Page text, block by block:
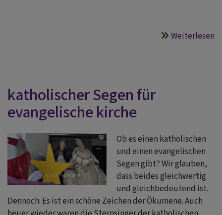
Weiterlesen
katholischer Segen für
evangelische kirche
Ob es einen katholischen
und einen evangelischen
Segen gibt? Wir glauben,
dass beides gleichwertig
und gleichbedeutend ist.
Dennoch: Es ist ein schöne Zeichen der Ökumene. Auch